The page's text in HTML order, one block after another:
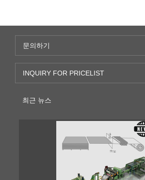
문의하기
INQUIRY FOR PRICELIST
최근 뉴스